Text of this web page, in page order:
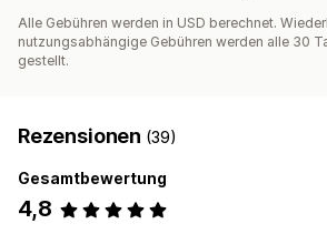
Alle Gebühren werden in USD berechnet.
nutzungsabhängige Gebühren werden alle 30
gestellt.
Rezensionen (39)
Gesamtbewertung
4,8